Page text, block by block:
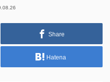
Share
Hatena